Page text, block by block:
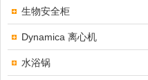
生物安全柜
Dynamica 离心机
水浴锅